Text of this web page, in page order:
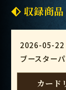
収録商品
2026-05-22
ブースター
カード